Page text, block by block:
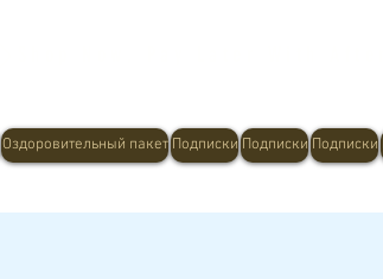
Оздоровительный пакетПодпискиПодпискиПодписки